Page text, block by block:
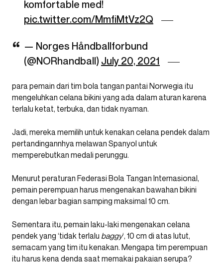
komfortable med!
pic.twitter.com/MmfiMtVz2Q
— Norges Håndballforbund
(@NORhandball) July 20, 2021
para pemain dari tim bola tangan pantai Norwegia itu
mengeluhkan celana bikini yang ada dalam aturan karena
terlalu ketat, terbuka, dan tidak nyaman.
Jadi, mereka memilih untuk kenakan celana pendek dalam
pertandingannhya melawan Spanyol untuk
memperebutkan medali perunggu.
Menurut peraturan Federasi Bola Tangan Internasional,
pemain perempuan harus mengenakan bawahan bikini
dengan lebar bagian samping maksimal 10 cm.
Sementara itu, pemain laku-laki mengenakan celana
pendek yang ‘tidak terlalu baggy‘, 10 cm di atas lutut,
semacam yang tim itu kenakan. Mengapa tim perempuan
itu harus kena denda saat memakai pakaian serupa?